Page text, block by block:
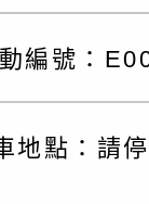
輔導
、南
辦理
交流
戲治
月舉
化遊
政院
共服
龜山
編號：
地點：請